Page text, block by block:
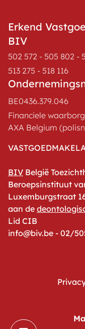
Erkend
BIV
502 572 - 505 802 -
513 275 - 518 116
BE0436.379.046
Financiele
AXA Belgium
BIV België
Beroepsinstituut
Luxemburgstraat
aan de
Lid CIB
info@biv.be - 02/